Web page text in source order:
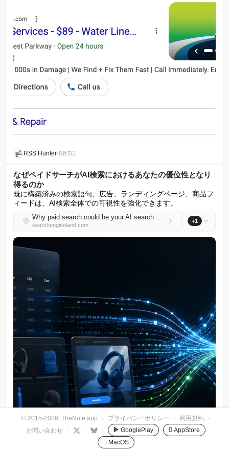
RSS Hunter•8月5日
なぜペイドサーチがAI検索におけるあなたの優位性となり
得るのか
既に構築済みの検索語句、広告、ランディングページ、商品フ
ィードは、AI検索全体での可視性を強化できます。
Why paid search could be your AI search advantage
searchengineland.com
+1
© 2015-2026, TheNote.app · プライバシーポリシー · 利用規約
·
お問い合わせ
· · · GooglePlay
 AppStore
 MacOS